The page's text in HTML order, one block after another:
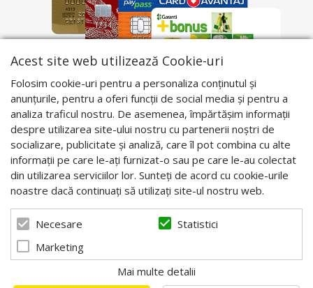
Acest site web utilizează Cookie-uri
Folosim cookie-uri pentru a personaliza conținutul și
anunțurile, pentru a oferi funcții de social media și pentru a
analiza traficul nostru. De asemenea, împărtășim informații
despre utilizarea site-ului nostru cu partenerii noștri de
socializare, publicitate și analiză, care îl pot combina cu alte
informații pe care le-ați furnizat-o sau pe care le-au colectat
din utilizarea serviciilor lor. Sunteți de acord cu cookie-urile
noastre dacă continuați să utilizați site-ul nostru web.
Necesare
Statistici
Marketing
Mai multe detalii
© 2026 Apis Blaj - Utilaje apicole. Powered by